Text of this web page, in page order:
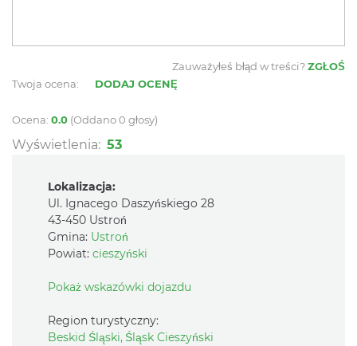
Zauważyłeś błąd w treści?ZGŁOŚ
Twoja ocena:
DODAJ OCENĘ
Ocena: 0.0 (Oddano 0 głosy)
Wyświetlenia: 53
Lokalizacja:
Ul. Ignacego Daszyńskiego 28
43-450 Ustroń
Gmina: Ustroń
Powiat: cieszyński
Pokaż wskazówki dojazdu
Region turystyczny:
Beskid Śląski, Śląsk Cieszyński